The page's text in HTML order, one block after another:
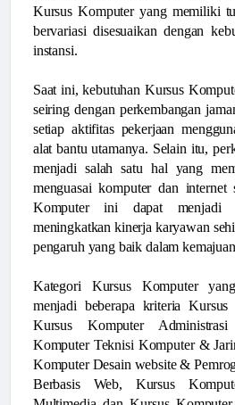
Kursus Komputer yang memiliki
bervariasi disesuaikan dengan
instansi.
Saat ini, kebutuhan Kursus
seiring dengan perkembangan
setiap aktifitas pekerjaan
alat bantu utamanya. Selain itu,
menjadi salah satu hal yang
menguasai komputer dan
Komputer ini dapat menjadi
meningkatkan kinerja karyawan
pengaruh yang baik dalam
Kategori Kursus Komputer
menjadi beberapa kriteria
Kursus Komputer
Komputer Teknisi Komputer &
Komputer Desain website &
Berbasis Web, Kursus